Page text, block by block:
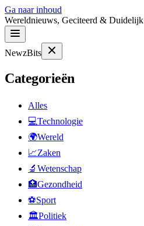
Ga naar inhoud
Wereldnieuws, Geciteerd & Duidelijk
NewzBits
Categorieën
Alles
💻Technologie
🌍Wereld
📈Zaken
🔬 Wetenschap
🏥Gezondheid
⚽Sport
🏛Politiek